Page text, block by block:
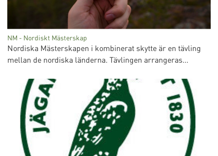
NM - Nordiskt Mästerskap
Nordiska Mästerskapen i kombinerat skytte är en tävling
mellan de nordiska länderna. Tävlingen arrangeras...